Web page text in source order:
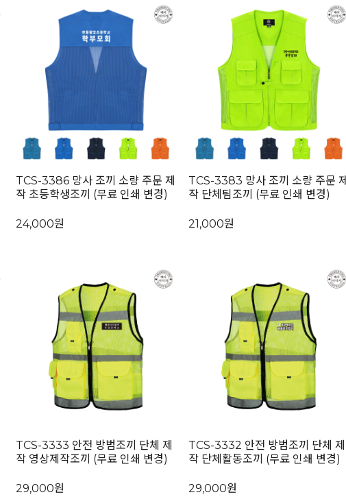
TCS-3386 망사 조끼 소량 주문 제
작 초등학생조끼 (무료 인쇄 변경)
24,000원
TCS-3383 망사 조끼 소량 주문 제
작 단체팀조끼 (무료 인쇄 변경)
21,000원
TCS-3333 안전 방범조끼 단체 제
작 영상제작조끼 (무료 인쇄 변경)
29,000원
TCS-3332 안전 방범조끼 단체 제
작 단체활동조끼 (무료 인쇄 변경)
29,000원